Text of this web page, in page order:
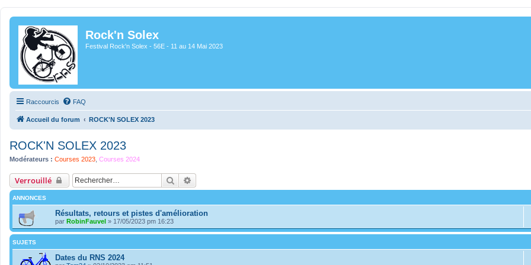
Rock'n Solex
Festival Rock'n Solex - 56E - 11 au 14 Mai 2023
Raccourcis FAQ
Accueil du forum ROCK'N SOLEX 2023
ROCK'N SOLEX 2023
Modérateurs : Courses 2023 Courses 2024
Verrouillé Rechercher
ANNONCES
Résultats, retours et pistes d'amélioration
par RobinFauvel » 17/05/2023 pm 16:23
SUJETS
Dates du RNS 2024